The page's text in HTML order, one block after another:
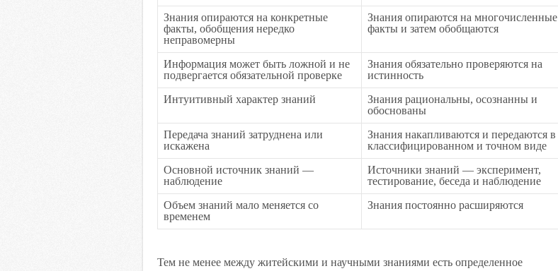
Знания опираются на конкретные
факты, обобщения нередко
неправомерны
Знания опираются на многочисленные
факты и затем обобщаются
Информация может быть ложной и не
подвергается обязательной проверке
Знания обязательно проверяются на
истинность
Интуитивный характер знаний
Знания рациональны, осознанны и
обоснованы
Передача знаний затруднена или
искажена
Знания накапливаются и передаются в
классифицированном и точном виде
Основной источник знаний —
наблюдение
Источники знаний — эксперимент,
тестирование, беседа и наблюдение
Объем знаний мало меняется со
временем
Знания постоянно расширяются
Тем не менее между житейскими и научными знаниями есть определенное